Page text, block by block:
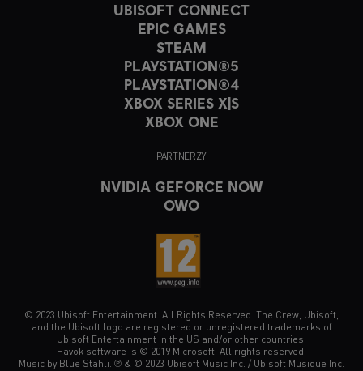
UBISOFT CONNECT
EPIC GAMES
STEAM
PLAYSTATION®5
PLAYSTATION®4
XBOX SERIES X|S
XBOX ONE
PARTNERZY
NVIDIA GEFORCE NOW
OWO
© 2023 Ubisoft Entertainment. All Rights Reserved. The Crew, Ubisoft,
and the Ubisoft logo are registered or unregistered trademarks of
Ubisoft Entertainment in the US and/or other countries.
Havok software is © 2019 Microsoft. All rights reserved.
Music by Blue Stahli. ℗ & © 2023 Ubisoft Music Inc. / Ubisoft Musique Inc.